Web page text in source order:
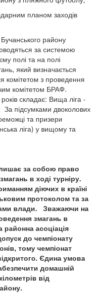
планом заходів
району
за системою
полі та на полі
який визначається
комітетом з проведення
комітетом БРАФ.
складає: Вища ліга -
підсумками двоколових
та призери
ліга) у вищому та
за собою право
в ході турніру.
діючих в країні
протоколом та за
влади. Зважаючи на
змагань в
районна асоціація
до чемпіонату
тому чемпіонат
Єдина умова
домашній
від